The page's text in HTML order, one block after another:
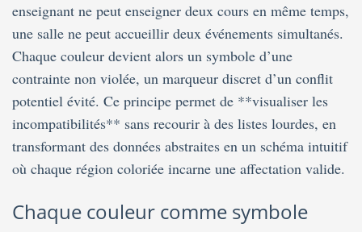
enseignant ne peut enseigner deux cours en même temps,
une salle ne peut accueillir deux événements simultanés.
Chaque couleur devient alors un symbole d’une
contrainte non violée, un marqueur discret d’un conflit
potentiel évité. Ce principe permet de **visualiser les
incompatibilités** sans recourir à des listes lourdes, en
transformant des données abstraites en un schéma intuitif
où chaque région coloriée incarne une affectation valide.
Chaque couleur comme symbole